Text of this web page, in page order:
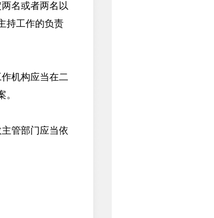
名或者两名以
持工作的负责
机构应当在二
管部门应当依